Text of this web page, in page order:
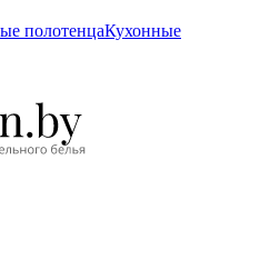
полотенцаКухонные